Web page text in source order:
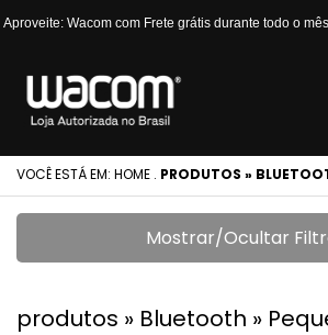
Aproveite: Wacom com Frete grátis durante todo o
VOCÊ ESTÁ EM: HOME . PRODUTOS »
Mostrar/Ocultar
produtos » Bluetooth »